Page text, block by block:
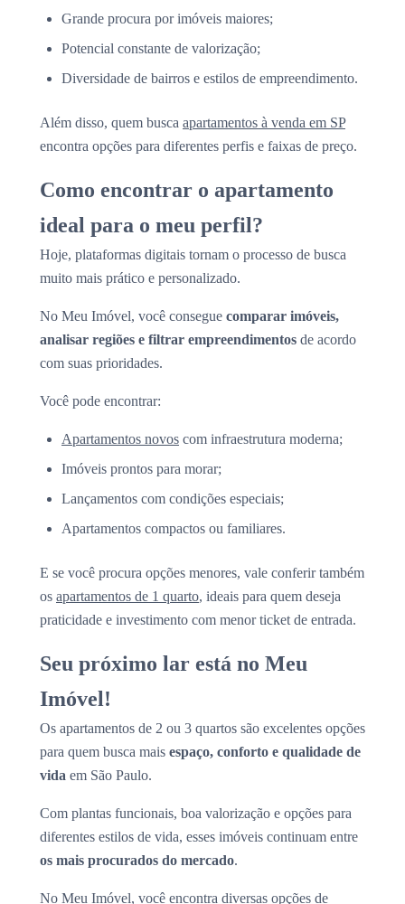
Grande procura por imóveis maiores;
Potencial constante de valorização;
Diversidade de bairros e estilos de empreendimento.
Além disso, quem busca apartamentos à venda em SP
encontra opções para diferentes perfis e faixas de preço.
Como encontrar o apartamento
ideal para o meu perfil?
Hoje, plataformas digitais tornam o processo de busca
muito mais prático e personalizado.
No Meu Imóvel, você consegue comparar imóveis,
analisar regiões e filtrar empreendimentos de acordo
com suas prioridades.
Você pode encontrar:
Apartamentos novos com infraestrutura moderna;
Imóveis prontos para morar;
Lançamentos com condições especiais;
Apartamentos compactos ou familiares.
E se você procura opções menores, vale conferir também
os apartamentos de 1 quarto, ideais para quem deseja
praticidade e investimento com menor ticket de entrada.
Seu próximo lar está no Meu
Imóvel!
Os apartamentos de 2 ou 3 quartos são excelentes opções
para quem busca mais espaço, conforto e qualidade de
vida em São Paulo.
Com plantas funcionais, boa valorização e opções para
diferentes estilos de vida, esses imóveis continuam entre
os mais procurados do mercado.
No Meu Imóvel, você encontra diversas opções de